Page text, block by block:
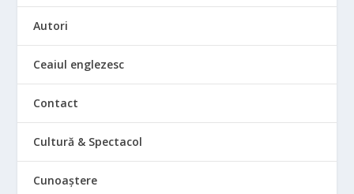
Autori
Ceaiul englezesc
Contact
Cultură & Spectacol
Cunoaștere